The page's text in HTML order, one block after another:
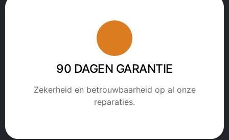
90 DAGEN GARANTIE
Zekerheid en betrouwbaarheid op al onze
reparaties.